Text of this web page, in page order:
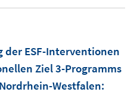
e
der ESF-Interventionen
Ziel 3-Programms
Westfalen: